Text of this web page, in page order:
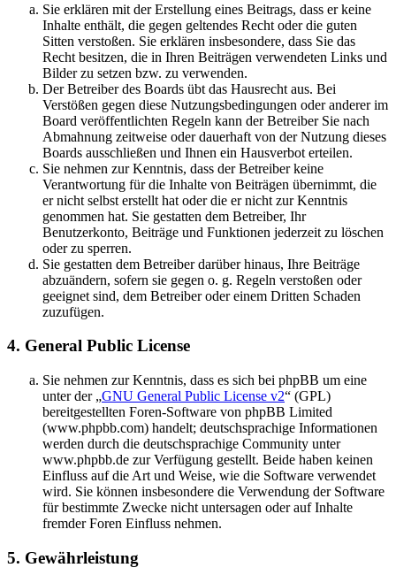
Sie erklären mit der Erstellung eines Beitrags, dass er keine
Inhalte enthält, die gegen geltendes Recht oder die guten
Sitten verstoßen. Sie erklären insbesondere, dass Sie das
Recht besitzen, die in Ihren Beiträgen verwendeten Links und
Bilder zu setzen bzw. zu verwenden.
Der Betreiber des Boards übt das Hausrecht aus. Bei
Verstößen gegen diese Nutzungsbedingungen oder anderer im
Board veröffentlichten Regeln kann der Betreiber Sie nach
Abmahnung zeitweise oder dauerhaft von der Nutzung dieses
Boards ausschließen und Ihnen ein Hausverbot erteilen.
Sie nehmen zur Kenntnis, dass der Betreiber keine
Verantwortung für die Inhalte von Beiträgen übernimmt, die
er nicht selbst erstellt hat oder die er nicht zur Kenntnis
genommen hat. Sie gestatten dem Betreiber, Ihr
Benutzerkonto, Beiträge und Funktionen jederzeit zu löschen
oder zu sperren.
Sie gestatten dem Betreiber darüber hinaus, Ihre Beiträge
abzuändern, sofern sie gegen o. g. Regeln verstoßen oder
geeignet sind, dem Betreiber oder einem Dritten Schaden
zuzufügen.
4. General Public License
Sie nehmen zur Kenntnis, dass es sich bei phpBB um eine
unter der „GNU General Public License v2“ (GPL)
bereitgestellten Foren-Software von phpBB Limited
(www.phpbb.com) handelt; deutschsprachige Informationen
werden durch die deutschsprachige Community unter
www.phpbb.de zur Verfügung gestellt. Beide haben keinen
Einfluss auf die Art und Weise, wie die Software verwendet
wird. Sie können insbesondere die Verwendung der Software
für bestimmte Zwecke nicht untersagen oder auf Inhalte
fremder Foren Einfluss nehmen.
5. Gewährleistung